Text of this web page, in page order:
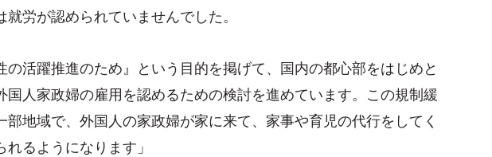
労が認められていませんでした。
の活躍推進のため』という目的を掲げて、国内の都心部をはじめと
国人家政婦の雇用を認めるための検討を進めています。この規制緩
地域で、外国人の家政婦が家に来て、家事や育児の代行をしてく
るようになります」